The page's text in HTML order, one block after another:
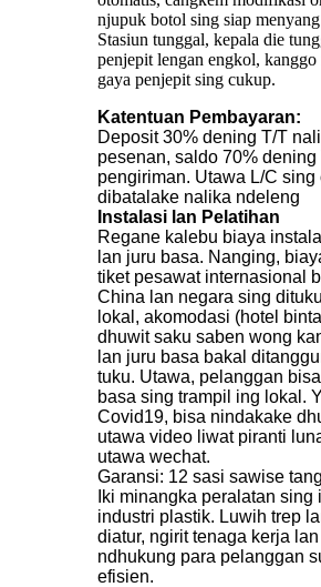
njupuk botol sing siap
Stasiun tunggal, kepala die
penjepit lengan engkol,
gaya penjepit sing cukup.
Katentuan Pembayaran:
Deposit 30% dening T/T
pesenan, saldo 70%
pengiriman. Utawa L/C sing
dibatalake nalika ndeleng
Instalasi lan Pelatihan
Regane kalebu biaya
lan juru basa. Nanging,
tiket pesawat internasional
China lan negara sing
lokal, akomodasi (hotel
dhuwit saku saben wong
lan juru basa bakal
tuku. Utawa, pelanggan
basa sing trampil ing lokal.
Covid19, bisa nindakake
utawa video liwat piranti
utawa wechat.
Garansi: 12 sasi sawise
Iki minangka peralatan
industri plastik. Luwih trep
diatur, ngirit tenaga kerja
ndhukung para pelanggan
efisien.